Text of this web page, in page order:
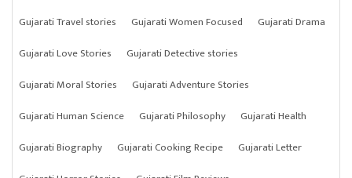
Gujarati Travel stories
Gujarati Women Focused
Gujarati Drama
Gujarati Love Stories
Gujarati Detective stories
Gujarati Moral Stories
Gujarati Adventure Stories
Gujarati Human Science
Gujarati Philosophy
Gujarati Health
Gujarati Biography
Gujarati Cooking Recipe
Gujarati Letter